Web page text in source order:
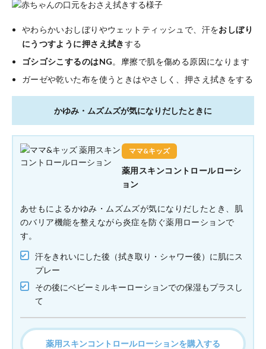
やわらかいおしぼりやウェットティッシュで、汗をおしぼり
にうつすように押さえ拭きする
ゴシゴシこするのはNG。摩擦で肌を傷める原因になります
ガーゼや乾いた布を使うときはやさしく、押さえ拭きをする
かゆみ・ムズムズが気になりだしたときに
ママ&キッズ
薬用スキンコントロールローシ
ョン
あせもによるかゆみ・ムズムズが気になりだしたとき、肌
のバリア機能を整えながら炎症を防ぐ薬用ローションで
す。
汗をきれいにした後（拭き取り・シャワー後）に肌にス
プレー
その後にベビーミルキーローションでの保湿もプラスし
て
薬用スキンコントロールローションを購入する